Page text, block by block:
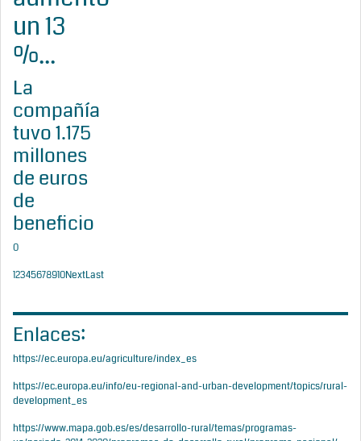
un 13
%...
La
compañía
tuvo 1.175
millones
de euros
de
beneficio
0
12345678910NextLast
Enlaces:
https://ec.europa.eu/agriculture/index_es
https://ec.europa.eu/info/eu-regional-and-urban-development/topics/rural-
development_es
https://www.mapa.gob.es/es/desarrollo-rural/temas/programas-